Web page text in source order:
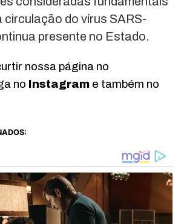
circulação do vírus SARS-
presente no Estado.
nossa página no
no Instagrame também no